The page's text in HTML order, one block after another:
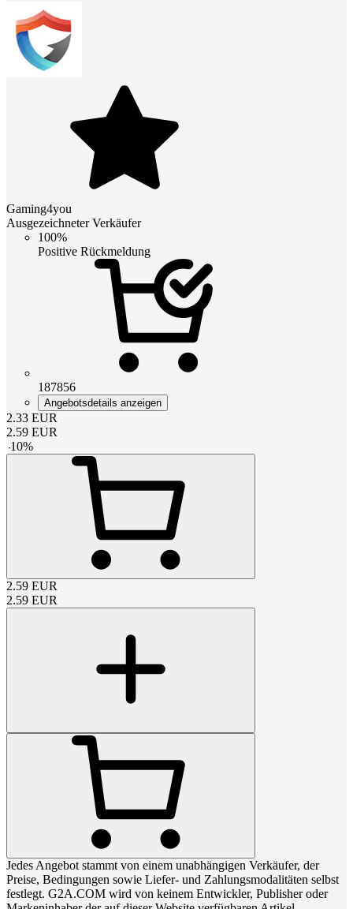
Gaming4you
Ausgezeichneter Verkäufer
100%
Positive Rückmeldung
187856
Angebotsdetails anzeigen
2.33 EUR
2.59 EUR
-10%
2.59 EUR
2.59 EUR
Jedes Angebot stammt von einem unabhängigen Verkäufer, der
Preise, Bedingungen sowie Liefer- und Zahlungsmodalitäten selbst
festlegt. G2A.COM wird von keinem Entwickler, Publisher oder